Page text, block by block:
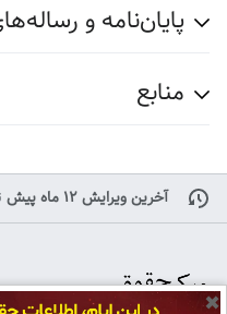
پایان‌نامه‌ و
منابع
آخرین ویرایش ۱۲ ماه پیش
✖